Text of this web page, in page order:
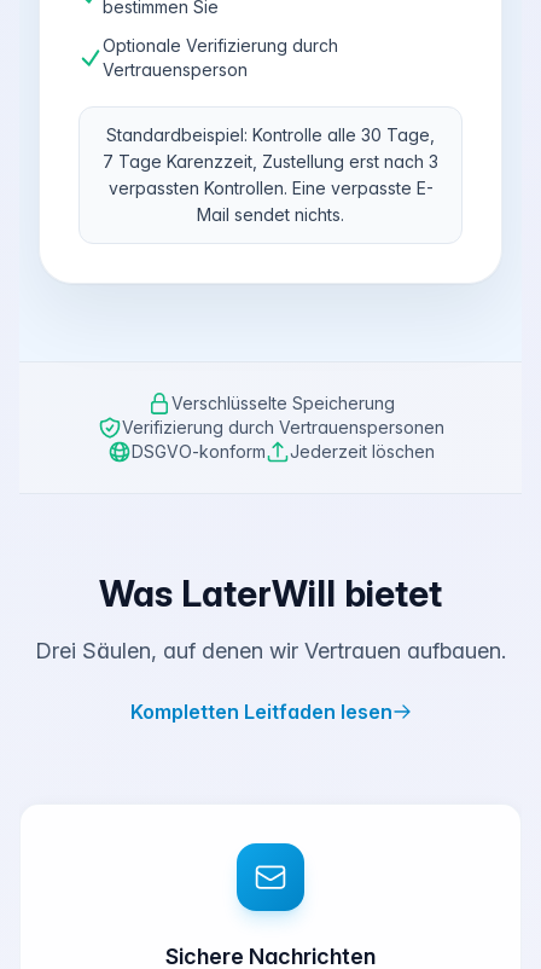
bestimmen Sie
Optionale Verifizierung durch
Vertrauensperson
Standardbeispiel: Kontrolle alle 30 Tage,
7 Tage Karenzzeit, Zustellung erst nach 3
verpassten Kontrollen. Eine verpasste E-
Mail sendet nichts.
Verschlüsselte Speicherung
Verifizierung durch Vertrauenspersonen
DSGVO-konform
Jederzeit löschen
Was LaterWill bietet
Drei Säulen, auf denen wir Vertrauen aufbauen.
Kompletten Leitfaden lesen
Sichere Nachrichten